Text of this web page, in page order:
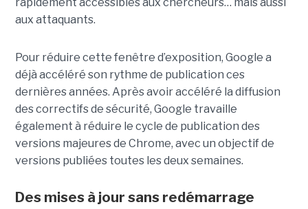
rapidement accessibles aux chercheurs… mais aussi
aux attaquants.
Pour réduire cette fenêtre d’exposition, Google a
déjà accéléré son rythme de publication ces
dernières années. Après avoir accéléré la diffusion
des correctifs de sécurité, Google travaille
également à réduire le cycle de publication des
versions majeures de Chrome, avec un objectif de
versions publiées toutes les deux semaines.
Des mises à jour sans redémarrage